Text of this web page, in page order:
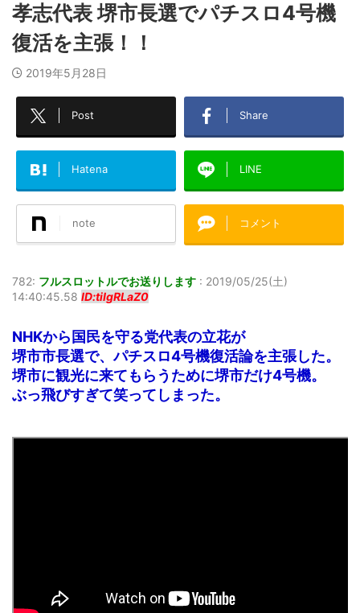
孝志代表 堺市長選でパチスロ4号機
復活を主張！！
2019年5月28日
Post Share
Hatena LINE
note コメント
782: フルスロットルでお送りします : 2019/05/25(土)
14:40:45.58 ID:tiIgRLaZ0
NHKから国民を守る党代表の立花が
堺市市長選で、パチスロ4号機復活論を主張した。
堺市に観光に来てもらうために堺市だけ4号機。
ぶっ飛びすぎて笑ってしまった。